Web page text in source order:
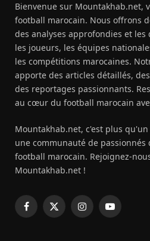
Bienvenue sur Mountakhab.net,
football marocain. Nous offrons
des analyses approfondies et
les joueurs, les équipes
les compétitions marocaines.
apporte des articles détaillés,
des reportages passionnants.
au cœur du football marocain
Mountakhab.net, c'est plus
une communauté de
football marocain. Rejoignez-
Mountakhab.net !
Facebook
X
InstagramYouTube